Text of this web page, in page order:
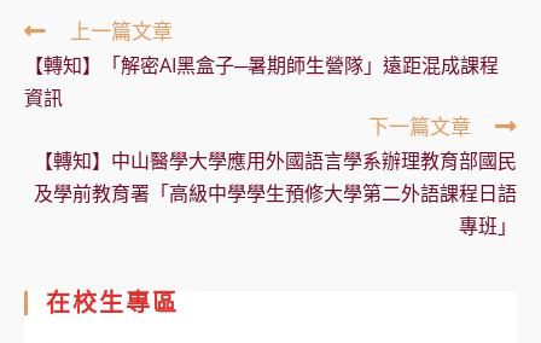
Read
more
articles
上一篇文章
【轉知】「解密AI黑盒子─暑期師生營隊」遠距混成課程
資訊
下一篇文章
【轉知】中山醫學大學應用外國語言學系辦理教育部國民
及學前教育署「高級中學學生預修大學第二外語課程日語
專班」
在校生專區